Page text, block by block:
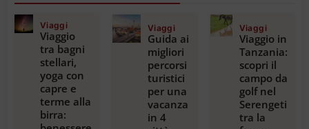
Viaggi
Viaggio
tra bagni
stellari,
yoga con
capre e
terme alla
birra:
Viaggi
Guida ai
migliori
percorsi
turistici
per una
vacanza
in 4
Viaggi
Viaggio in
Tanzania:
scopri il
campo da
golf nel
Serengeti
tra la